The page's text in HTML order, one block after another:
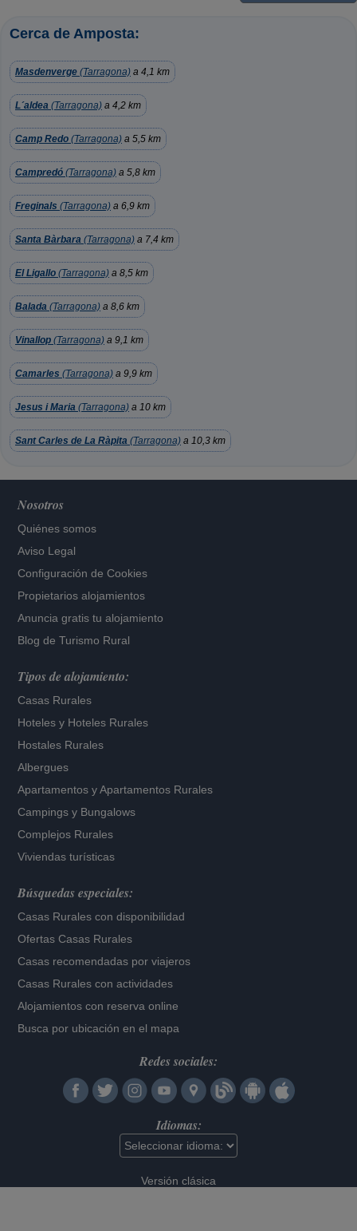
Cerca de Amposta:
Masdenverge (Tarragona) a 4,1 km
L´aldea (Tarragona) a 4,2 km
Camp Redo (Tarragona) a 5,5 km
Campredó (Tarragona) a 5,8 km
Freginals (Tarragona) a 6,9 km
Santa Bàrbara (Tarragona) a 7,4 km
El Ligallo (Tarragona) a 8,5 km
Balada (Tarragona) a 8,6 km
Vinallop (Tarragona) a 9,1 km
Camarles (Tarragona) a 9,9 km
Jesus i Maria (Tarragona) a 10 km
Sant Carles de La Ràpita (Tarragona) a 10,3 km
Nosotros
Quiénes somos
Aviso Legal
Configuración de Cookies
Propietarios alojamientos
Anuncia gratis tu alojamiento
Blog de Turismo Rural
Tipos de alojamiento:
Casas Rurales
Hoteles y Hoteles Rurales
Hostales Rurales
Albergues
Apartamentos yApartamentos Rurales
Campings y Bungalows
Complejos Rurales
Viviendas turísticas
Búsquedas especiales:
Casas Rurales con disponibilidad
Ofertas Casas Rurales
Casas recomendadas por viajeros
Casas Rurales con actividades
Alojamientos con reserva online
Busca por ubicación en el mapa
Redes sociales:
Idiomas:
Versión clásica